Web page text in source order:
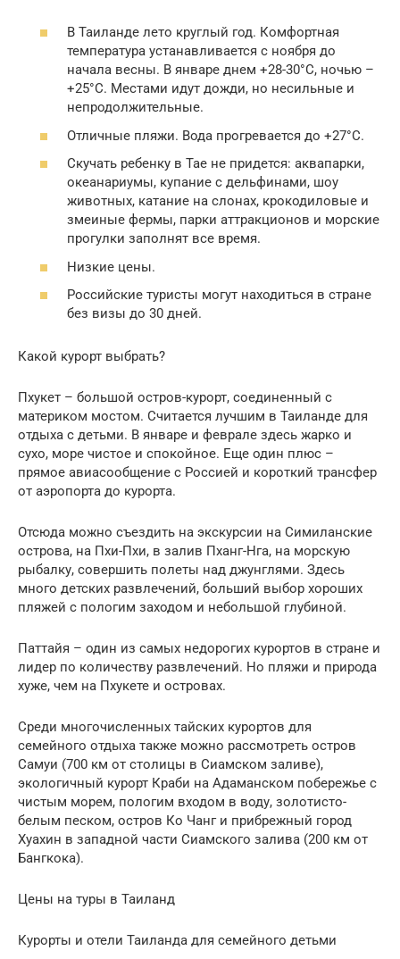
В Таиланде лето круглый год. Комфортная
температура устанавливается с ноября до
начала весны. В январе днем +28-30°С, ночью –
+25°С. Местами идут дожди, но несильные и
непродолжительные.
Отличные пляжи. Вода прогревается до +27°С.
Скучать ребенку в Тае не придется: аквапарки,
океанариумы, купание с дельфинами, шоу
животных, катание на слонах, крокодиловые и
змеиные фермы, парки аттракционов и морские
прогулки заполнят все время.
Низкие цены.
Российские туристы могут находиться в стране
без визы до 30 дней.
Какой курорт выбрать?
Пхукет – большой остров-курорт, соединенный с
материком мостом. Считается лучшим в Таиланде для
отдыха с детьми. В январе и феврале здесь жарко и
сухо, море чистое и спокойное. Еще один плюс –
прямое авиасообщение с Россией и короткий трансфер
от аэропорта до курорта.
Отсюда можно съездить на экскурсии на Симиланские
острова, на Пхи-Пхи, в залив Пханг-Нга, на морскую
рыбалку, совершить полеты над джунглями. Здесь
много детских развлечений, больший выбор хороших
пляжей с пологим заходом и небольшой глубиной.
Паттайя – один из самых недорогих курортов в стране и
лидер по количеству развлечений. Но пляжи и природа
хуже, чем на Пхукете и островах.
Среди многочисленных тайских курортов для
семейного отдыха также можно рассмотреть остров
Самуи (700 км от столицы в Сиамском заливе),
экологичный курорт Краби на Адаманском побережье с
чистым морем, пологим входом в воду, золотисто-
белым песком, остров Ко Чанг и прибрежный город
Хуахин в западной части Сиамского залива (200 км от
Бангкока).
Цены на туры в Таиланд
Курорты и отели Таиланда для семейного детьми